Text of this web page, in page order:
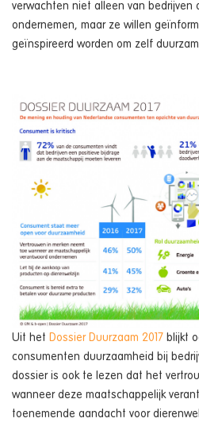
verwachten niet alleen van bedrijven
ondernemen, maar ze willen
geïnspireerd worden om zelf
Uit het Dossier Duurzaam 2017 blijkt
consumenten duurzaamheid bij
dossier is ook te lezen dat het
wanneer deze maatschappelijk
toenemende aandacht voor